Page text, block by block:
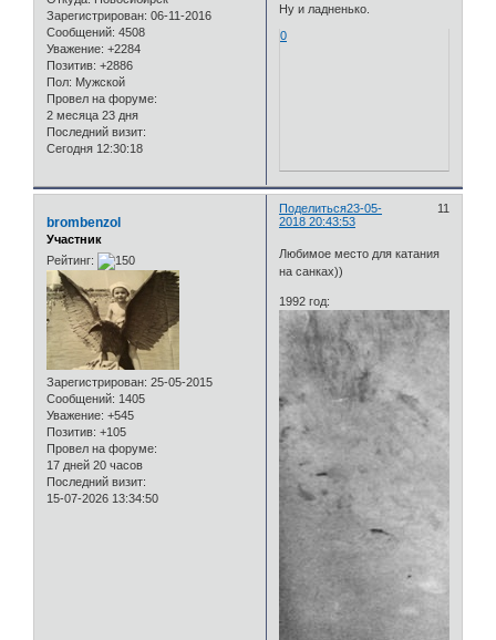
Зарегистрирован: 06-11-2016
Сообщений: 4508
Уважение: +2284
Позитив: +2886
Пол: Мужской
Провел на форуме:
2 месяца 23 дня
Последний визит:
Сегодня 12:30:18
Ну и ладненько.
0
Поделиться 11
23-05-
2018 20:43:53
brombenzol
Участник
Рейтинг:
Зарегистрирован: 25-05-2015
Сообщений: 1405
Уважение: +545
Позитив: +105
Провел на форуме:
17 дней 20 часов
Последний визит:
15-07-2026 13:34:50
Любимое место для катания
на санках))
1992 год: